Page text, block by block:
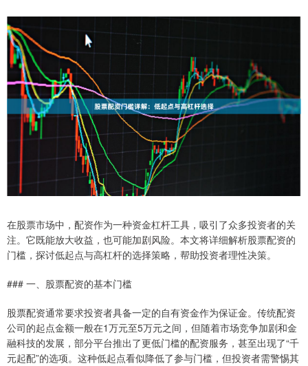
在股票市场中，配资作为一种资金杠杆工具，吸引了众多投资者的关
注。它既能放大收益，也可能加剧风险。本文将详细解析股票配资的
门槛，探讨低起点与高杠杆的选择策略，帮助投资者理性决策。
### 一、股票配资的基本门槛
股票配资通常要求投资者具备一定的自有资金作为保证金。传统配资
公司的起点金额一般在1万元至5万元之间，但随着市场竞争加剧和金
融科技的发展，部分平台推出了更低门槛的配资服务，甚至出现了“千
元起配”的选项。这种低起点看似降低了参与门槛，但投资者需警惕其